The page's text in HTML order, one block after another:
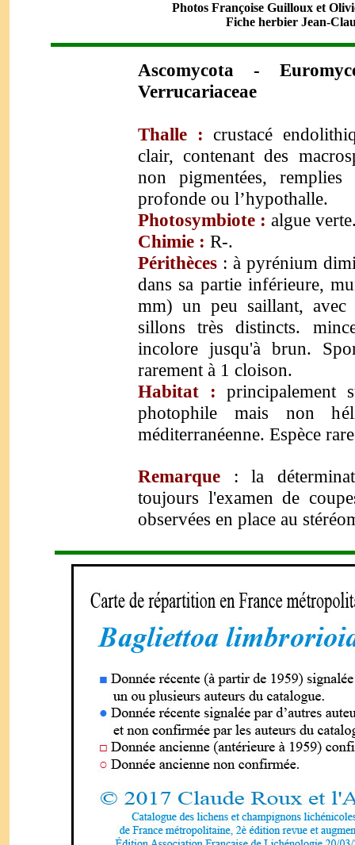
Photos Françoise Guilloux et
Fiche herbier Jean-
Ascomycota -
Verrucariaceae
Thalle :crustacé
clair, contenant des
non pigmentées, remplies
profonde ou l’hypothalle.
Photosymbiote : algue
Chimie : R-.
Périthèces : à pyrénium
dans sa partie inférieure,
mm) un peu saillant, avec
sillons très distincts.
incolore jusqu'à brun.
rarement à 1 cloison.
Habitat :
photophile mais non
méditerranéenne. Espèce
Remarque : la
toujours l'examen de
observées en place au